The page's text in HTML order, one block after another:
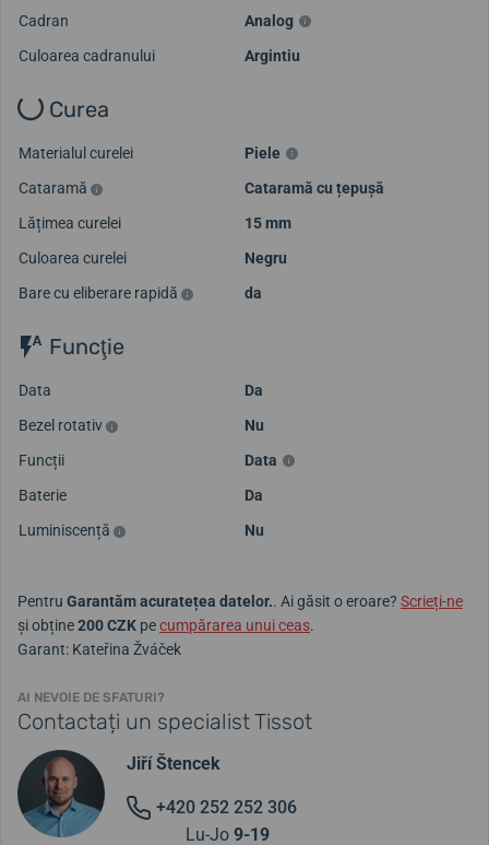
Cadran
Analog
Culoarea cadranului
Argintiu
Curea
Materialul curelei
Piele
Cataramă
Cataramă cu țepușă
Lățimea curelei
15 mm
Culoarea curelei
Negru
Bare cu eliberare rapidă
da
Funcţie
Data
Da
Bezel rotativ
Nu
Funcții
Data
Baterie
Da
Luminiscență
Nu
Pentru Garantăm acuratețea datelor.. Ai găsit o eroare? Scrieți-ne
și obține200 CZK pecumpărarea unui ceas.
Garant: Kateřina Žváček
AI NEVOIE DE SFATURI?
Contactați un specialist Tissot
Jiří Štencek
+420 252 252 306
Lu-Jo 9-19